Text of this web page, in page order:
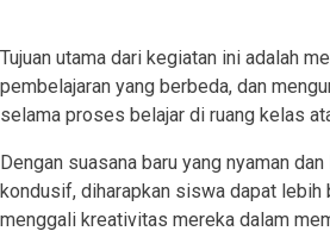
Tujuan utama dari kegiatan ini adalah
pembelajaran yang berbeda, dan
selama proses belajar di ruang kelas
Dengan suasana baru yang nyaman
kondusif, diharapkan siswa dapat lebih
menggali kreativitas mereka dalam